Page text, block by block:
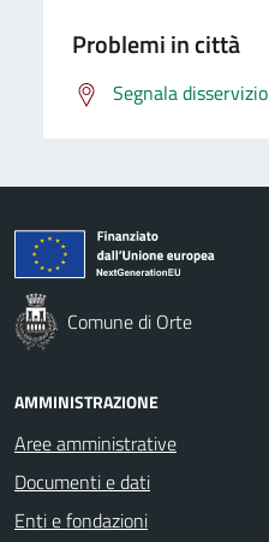
Problemi in città
Segnala disservizio
Comune di Orte
AMMINISTRAZIONE
Aree amministrative
Documenti e dati
Enti e fondazioni